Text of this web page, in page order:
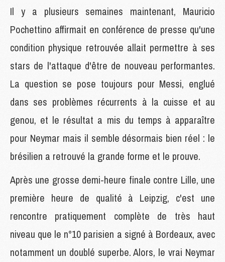
Il y a plusieurs semaines maintenant, Mauricio
Pochettino affirmait en conférence de presse qu'une
condition physique retrouvée allait permettre à ses
stars de l'attaque d'être de nouveau performantes.
La question se pose toujours pour Messi, englué
dans ses problèmes récurrents à la cuisse et au
genou, et le résultat a mis du temps à apparaître
pour Neymar mais il semble désormais bien réel : le
brésilien a retrouvé la grande forme et le prouve.
Après une grosse demi-heure finale contre Lille, une
première heure de qualité à Leipzig, c'est une
rencontre pratiquement complète de très haut
niveau que le n°10 parisien a signé à Bordeaux, avec
notamment un doublé superbe. Alors, le vrai Neymar